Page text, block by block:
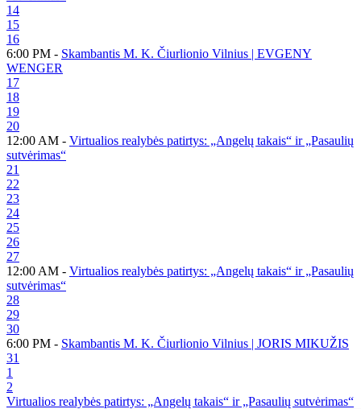
14
15
16
6:00 PM - Skambantis M. K. Čiurlionio Vilnius | EVGENY
WENGER
17
18
19
20
12:00 AM - Virtualios realybės patirtys: „Angelų takais“ ir „Pasaulių
sutvėrimas“
21
22
23
24
25
26
27
12:00 AM - Virtualios realybės patirtys: „Angelų takais“ ir „Pasaulių
sutvėrimas“
28
29
30
6:00 PM - Skambantis M. K. Čiurlionio Vilnius | JORIS MIKUŽIS
31
1
2
Virtualios realybės patirtys: „Angelų takais“ ir „Pasaulių sutvėrimas“